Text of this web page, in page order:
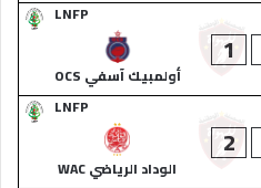
LNFP
1
أولمبيك آسفي OCS
LNFP
2
الوداد الرياضي WAC